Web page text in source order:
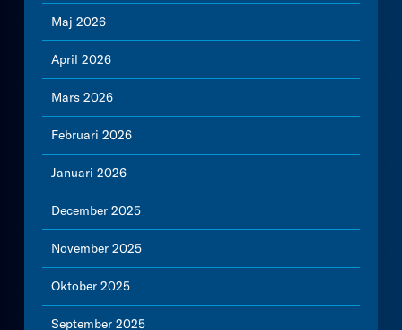
Maj 2026
April 2026
Mars 2026
Februari 2026
Januari 2026
December 2025
November 2025
Oktober 2025
September 2025